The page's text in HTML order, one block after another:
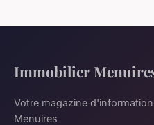
Immobilier
Votre magazine
Menuires